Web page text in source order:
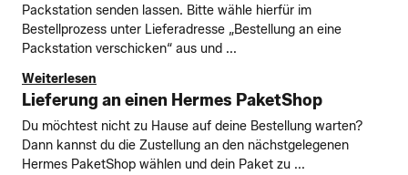
Packstation senden lassen. Bitte wähle hierfür im
Bestellprozess unter Lieferadresse „Bestellung an eine
Packstation verschicken“ aus und ...
Weiterlesen
Lieferung an einen Hermes PaketShop
Du möchtest nicht zu Hause auf deine Bestellung warten?
Dann kannst du die Zustellung an den nächstgelegenen
Hermes PaketShop wählen und dein Paket zu ...